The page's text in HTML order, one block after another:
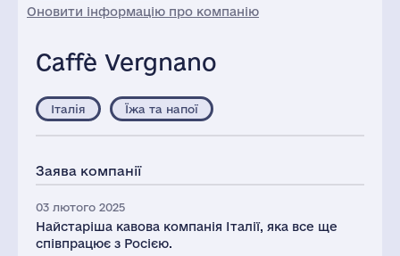
Оновити інформацію про компанію
Caffè Vergnano
Італія Їжа та напої
Заява компанії
03 лютого 2025
Найстаріша кавова компанія Італії, яка все ще
співпрацює з Росією.